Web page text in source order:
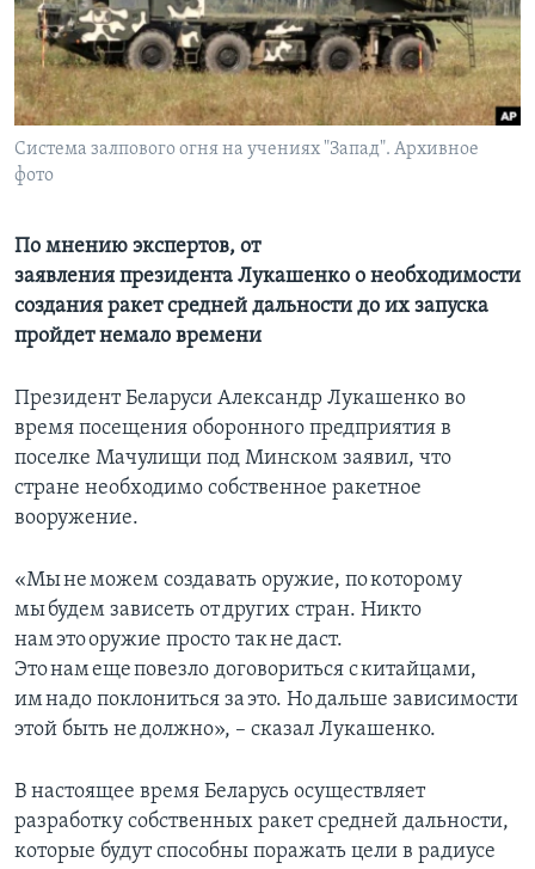
Learning English
СОЦИАЛЬНЫЕ СЕТИ
Система залпового огня на учениях "Запад". Архивное
фото
По мнению экспертов, от
заявления президента Лукашенко о необходимости
создания ракет средней дальности до их запуска
пройдет немало времени
Президент Беларуси Александр Лукашенко во
время посещения оборонного предприятия в
поселке Мачулищи под Минском заявил, что
стране необходимо собственное ракетное
вооружение.
«Мы не можем создавать оружие, по которому
мы будем зависеть от других стран. Никто
нам это оружие просто так не даст.
Это нам еще повезло договориться с китайцами,
им надо поклониться за это. Но дальше зависимости
этой быть не должно», – сказал Лукашенко.
В настоящее время Беларусь осуществляет
разработку собственных ракет средней дальности,
которые будут способны поражать цели в радиусе